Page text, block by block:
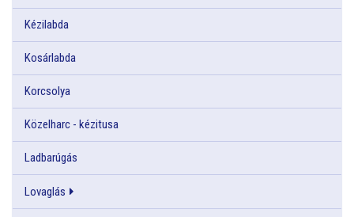
Kézilabda
Kosárlabda
Korcsolya
Közelharc - kézitusa
Ladbarúgás
Lovaglás